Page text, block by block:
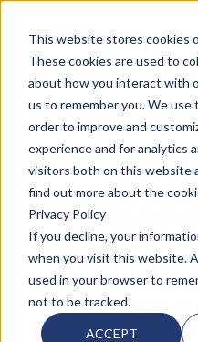
This website stores cookies
These cookies are used to
about how you interact with
us to remember you. We use
order to improve and
experience and for analytics
visitors both on this website
find out more about the
Privacy Policy
If you decline, your
when you visit this website.
used in your browser to
not to be tracked.
ACCEPT
SMARTCLASS
QUÉ SMARTCLASS?